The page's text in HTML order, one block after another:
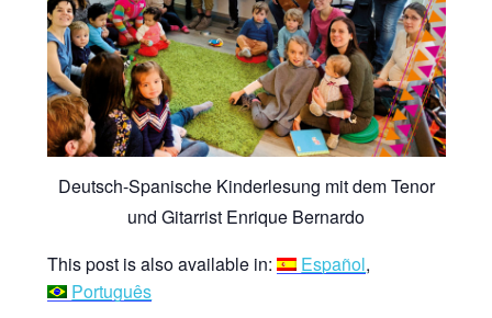
Deutsch-Spanische Kinderlesung mit dem Tenor
und Gitarrist Enrique Bernardo
This post is also available in:
Español
Português